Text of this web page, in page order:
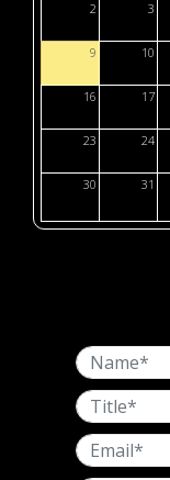
2 3
9 10
16 17
23 24
30 31